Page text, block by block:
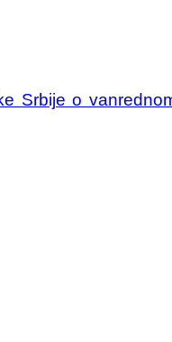
Srbije o